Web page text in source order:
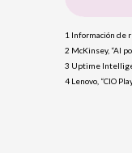
1 Información de
2 McKinsey, “AI
3 Uptime
4 Lenovo, “CIO